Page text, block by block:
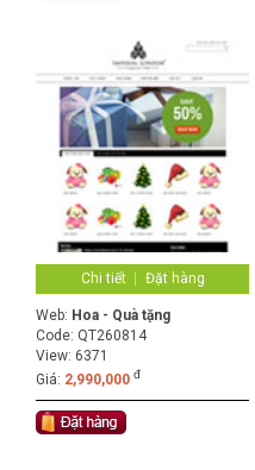
Chi tiết Đặt hàng
Web: Hoa - Quà tặng
Code: QT260814
View: 6371
Giá: 2,990,000 đ